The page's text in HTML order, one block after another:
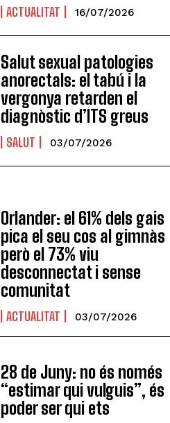
ACTUALITAT 16/07/2026
Salut sexual patologies
anorectals: el tabú i la
vergonya retarden el
diagnòstic d’ITS greus
SALUT 03/07/2026
Orlander: el 61% dels gais
pica el seu cos al gimnàs
però el 73% viu
desconnectat i sense
comunitat
ACTUALITAT 03/07/2026
28 de Juny: no és només
“estimar qui vulguis”, és
poder ser qui ets